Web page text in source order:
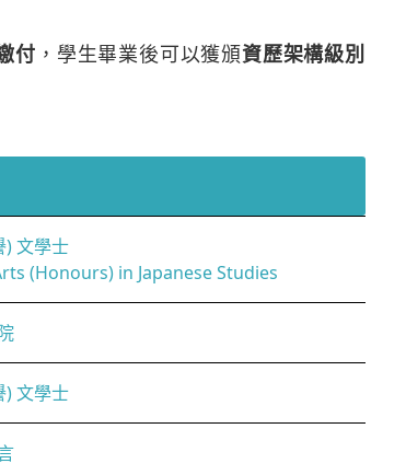
付 ，學生畢業後可以獲頒資歷架構級別
) 文學士
(Honours) in Japanese Studies
) 文學士